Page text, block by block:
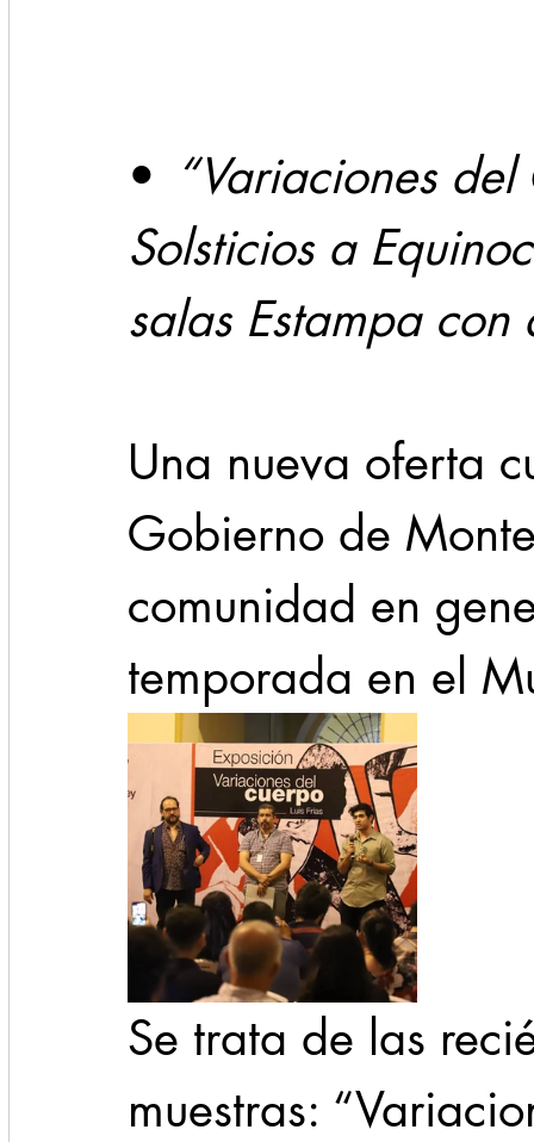
“Variaciones
Solsticios a
salas Estampa
Una nueva oferta
Gobierno de
comunidad en
temporada en el
Se trata de las
muestras: